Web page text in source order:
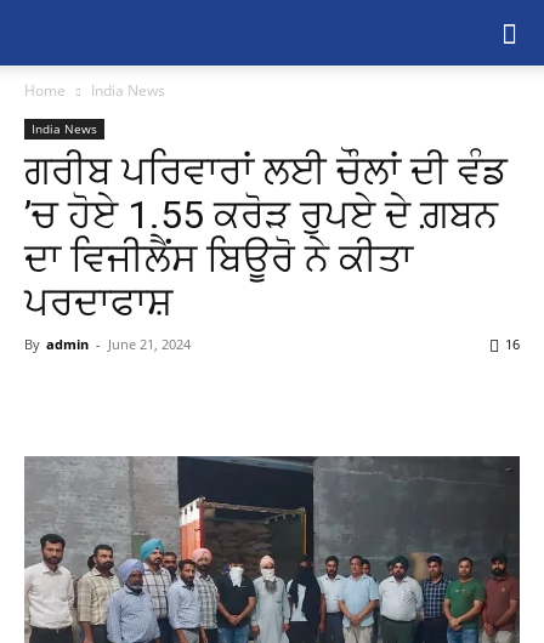
Home India News
India News
ਗਰੀਬ ਪਰਿਵਾਰਾਂ ਲਈ ਚੌਲਾਂ ਦੀ ਵੰਡ
’ਚ ਹੋਏ 1.55 ਕਰੋੜ ਰੁਪਏ ਦੇ ਗ਼ਬਨ
ਦਾ ਵਿਜੀਲੈਂਸ ਬਿਊਰੋ ਨੇ ਕੀਤਾ
ਪਰਦਾਫਾਸ਼
By admin - June 21, 2024 16